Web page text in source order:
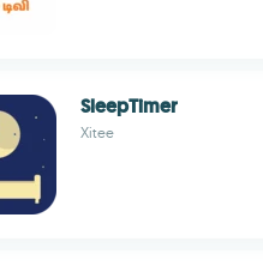
SleepTimer
Xitee